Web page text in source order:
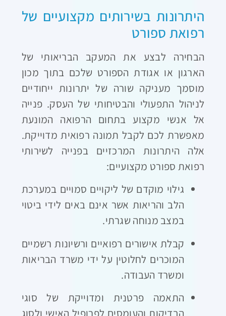
היתרונות בשירותים מקצועיים של
רפואת ספורט
הבחירה לבצע את המעקב הבריאותי של
הארגון או אגודת הספורט שלכם בתוך מכון
מוסמך מעניקה שורה של יתרונות ייחודיים
לניהול התפעולי והבטיחותי של העסק. פנייה
אל אנשי מקצוע בתחום הרפואה המונעת
מאפשרת לכם לקבל תמונה רפואית מדוייקת.
אלה היתרונות המרכזיים בפנייה לשירותי
רפואת ספורט מקצועיים:
גילוי מוקדם של ליקויים סמויים במערכת
הלב והריאות אשר אינם באים לידי ביטוי
במצב מנוחה שגרתי.
קבלת אישורים רפואיים ורשיונות רשמיים
המוכרים לחלוטין על ידי משרד הבריאות
ומשרד העבודה.
התאמה פרטנית ומדוייקת של סוגי